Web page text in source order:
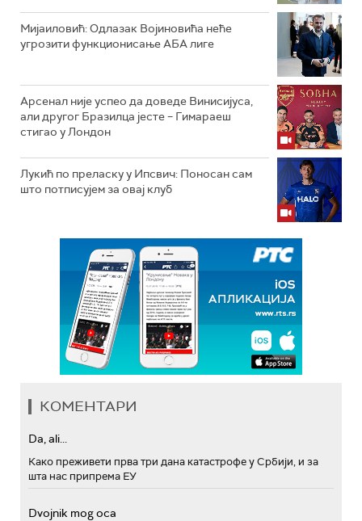
Мијаиловић: Одлазак Војиновића неће
угрозити функционисање АБА лиге
Арсенал није успео да доведе Винисијуса,
али другог Бразилца јесте – Гимараеш
стигао у Лондон
Лукић по преласку у Ипсвич: Поносан сам
што потписујем за овај клуб
КОМЕНТАРИ
Da, ali...
Како преживети прва три дана катастрофе у Србији, и за
шта нас припрема ЕУ
Dvojnik mog oca